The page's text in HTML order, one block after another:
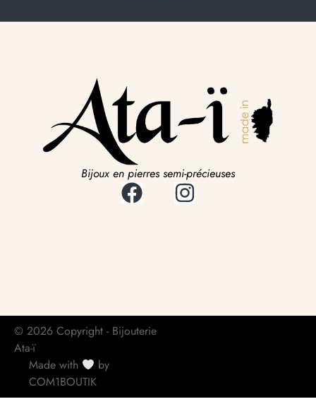
Bijoux en pierres semi-précieuses
© 2026 Copyright - Bijouterie
Ata-ï
Made with
by
COM1BOUTIK